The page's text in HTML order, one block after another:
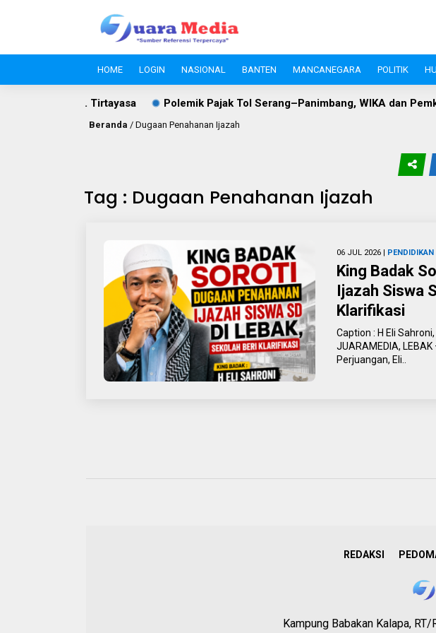
HOME LOGIN NASIONAL BANTEN MANCANEGARA POLITIK
di Jalan S.A. Tirtayasa Polemik Pajak Tol Serang–Panimbang, WIKA dan
Beranda / Dugaan Penahanan Ijazah
Tag : Dugaan Penahanan Ijazah
06 JUL 2026 | PENDIDIKAN
King Badak
Ijazah Siswa
Klarifikasi
Caption : H Eli
JUARAMEDIA,
Perjuangan, Eli..
REDAKSI
Kampung Babakan Kalapa,